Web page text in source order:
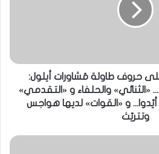
حروف طاولة مُشاورات أيلول:
والحلفاء و «التقدمي»
أيّدوا... و «القوات» لديها هواجس
وتتريّث